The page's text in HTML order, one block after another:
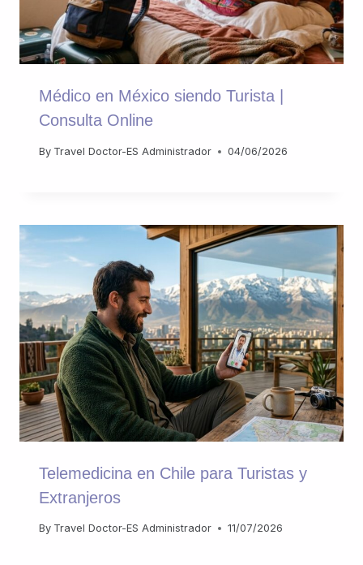
Médico en México siendo Turista |
Consulta Online
By Travel Doctor-ES Administrador 04/06/2026
Telemedicina en Chile para Turistas y
Extranjeros
By Travel Doctor-ES Administrador 11/07/2026